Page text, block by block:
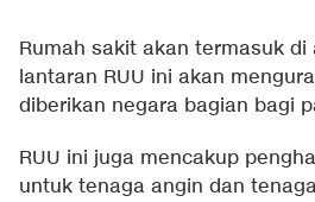
Rumah sakit akan termasuk
lantaran RUU ini akan
diberikan negara bagian bagi
RUU ini juga mencakup
untuk tenaga angin dan